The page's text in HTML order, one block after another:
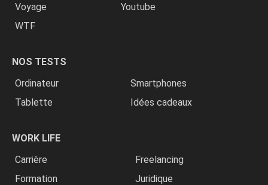
Voyage
Youtube
WTF
NOS TESTS
Ordinateur
Smartphones
Tablette
Idées cadeaux
WORK LIFE
Carrière
Freelancing
Formation
Juridique